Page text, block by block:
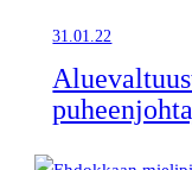
31.01.22